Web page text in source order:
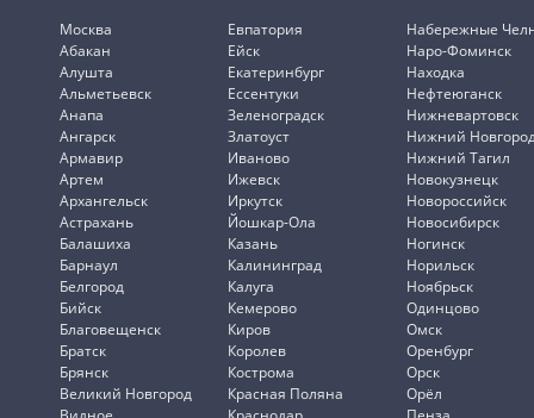
Москва
Абакан
Алушта
Альметьевск
Анапа
Ангарск
Армавир
Артем
Архангельск
Астрахань
Балашиха
Барнаул
Белгород
Бийск
Благовещенск
Братск
Брянск
Великий Новгород
Евпатория
Ейск
Екатеринбург
Ессентуки
Зеленоградск
Златоуст
Иваново
Ижевск
Иркутск
Йошкар-Ола
Казань
Калининград
Калуга
Кемерово
Киров
Королев
Кострома
Красная Поляна
Набережные
Наро-Фоминск
Находка
Нефтеюганск
Нижневартовск
Нижний
Нижний Тагил
Новокузнецк
Новороссийск
Новосибирск
Ногинск
Норильск
Ноябрьск
Одинцово
Омск
Оренбург
Орск
Орёл